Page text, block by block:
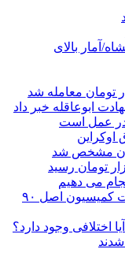
آمار بالای
ابوعاقله خبر داد
عمل است
اوکراین
می دهیم
وزرای اقتصاد، صمت و دادگستری در جلسات کمیسیون اصل ۹۰
اختلافی وجود دارد؟